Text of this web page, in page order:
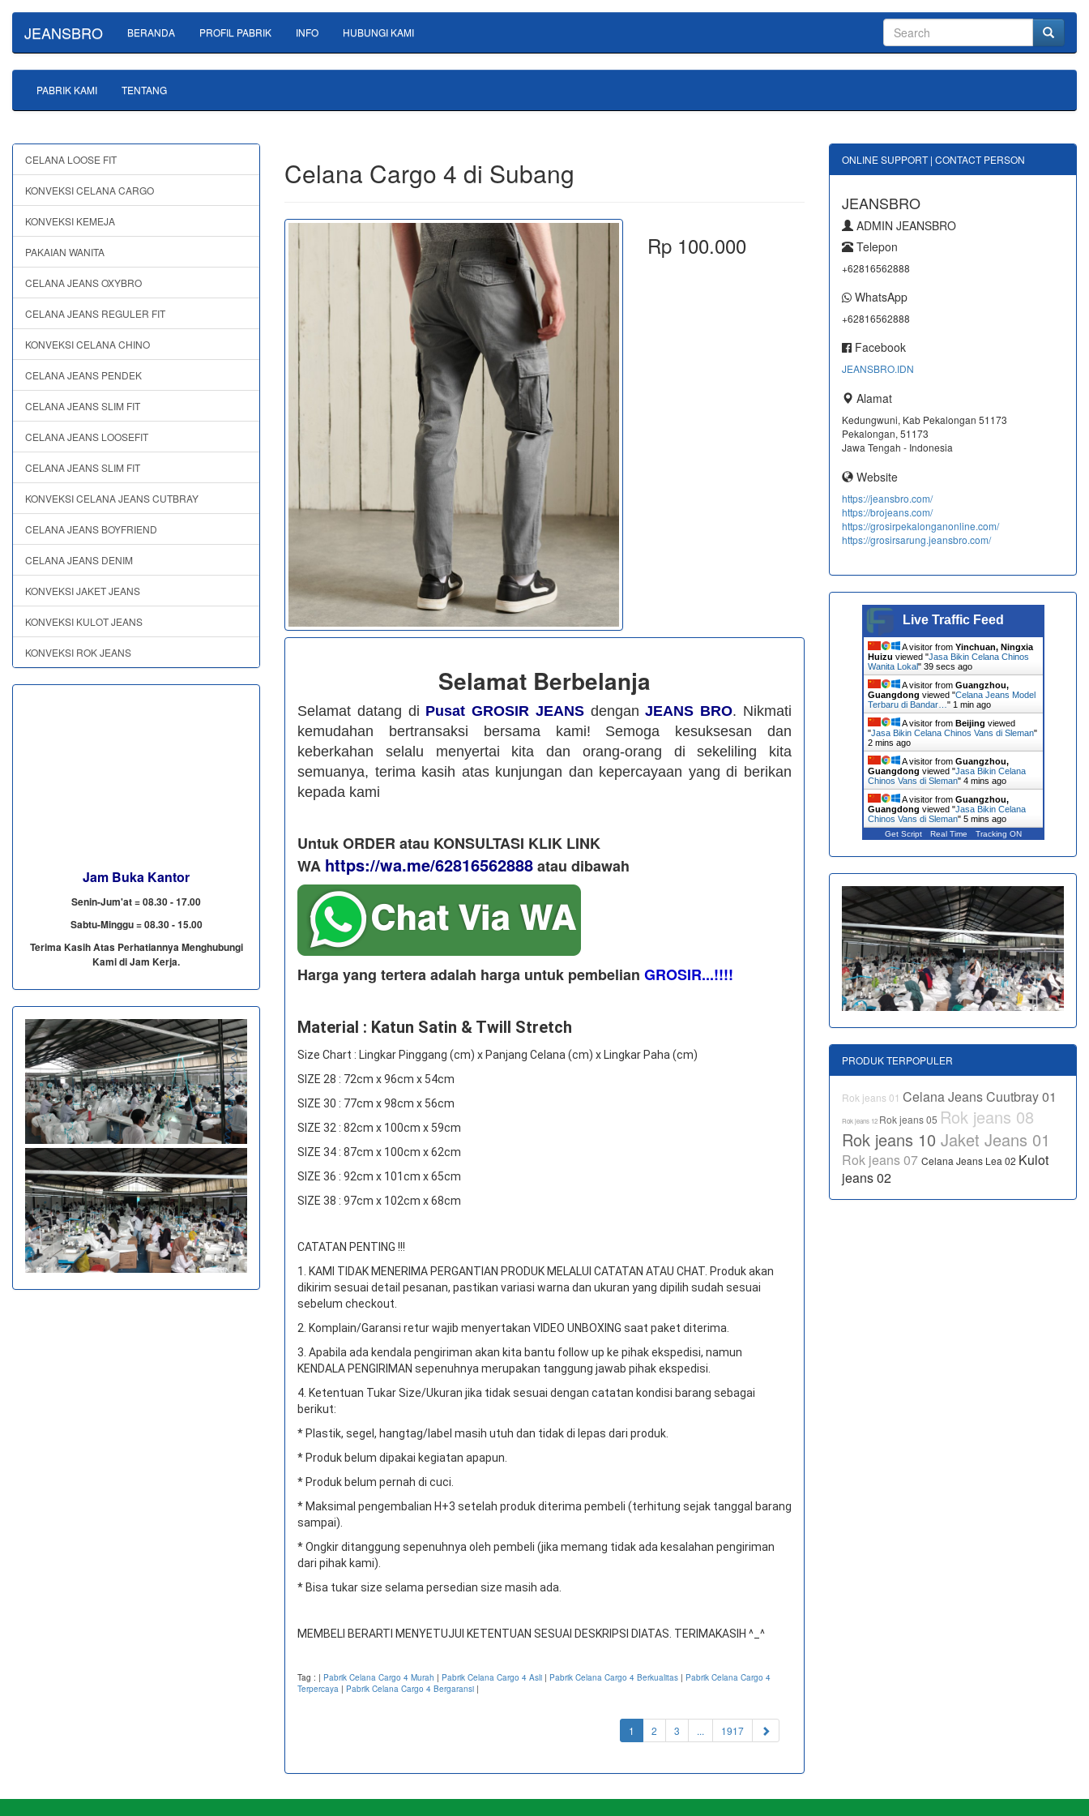
JEANSBRO BERANDA PROFIL PABRIK INFO HUBUNGI KAMI
PABRIK KAMI TENTANG
Celana Cargo 4 di Subang
Rp 100.000
Selamat Berbelanja
Selamat datang di Pusat GROSIR JEANSdenganJEANS BRO. Nikmati
kemudahan bertransaksi bersama kami! Semoga kesuksesan dan
keberkahan selalu menyertai kita dan orang-orang di sekeliling kita
semuanya, terima kasih atas kunjungan dan kepercayaan yang di berikan
kepada kami
Untuk ORDER atau KONSULTASI KLIK LINK
WA https://wa.me/62816562888​ atau dibawah
Harga yang tertera adalah harga untuk pembelian GROSIR...!!!!
Material : Katun Satin & Twill Stretch
Size Chart : Lingkar Pinggang (cm) x Panjang Celana (cm) x Lingkar Paha (cm)
SIZE 28 : 72cm x 96cm x 54cm
SIZE 30 : 77cm x 98cm x 56cm
SIZE 32 : 82cm x 100cm x 59cm
SIZE 34 : 87cm x 100cm x 62cm
SIZE 36 : 92cm x 101cm x 65cm
SIZE 38 : 97cm x 102cm x 68cm
CATATAN PENTING !!!
1. KAMI TIDAK MENERIMA PERGANTIAN PRODUK MELALUI CATATAN ATAU CHAT. Produk akan
dikirim sesuai detail pesanan, pastikan variasi warna dan ukuran yang dipilih sudah sesuai
sebelum checkout.
2. Komplain/Garansi retur wajib menyertakan VIDEO UNBOXING saat paket diterima.
3. Apabila ada kendala pengiriman akan kita bantu follow up ke pihak ekspedisi, namun
KENDALA PENGIRIMAN sepenuhnya merupakan tanggung jawab pihak ekspedisi.
4. Ketentuan Tukar Size/Ukuran jika tidak sesuai dengan catatan kondisi barang sebagai
berikut:
* Plastik, segel, hangtag/label masih utuh dan tidak di lepas dari produk.
* Produk belum dipakai kegiatan apapun.
* Produk belum pernah di cuci.
* Maksimal pengembalian H+3 setelah produk diterima pembeli (terhitung sejak tanggal barang
sampai).
* Ongkir ditanggung sepenuhnya oleh pembeli (jika memang tidak ada kesalahan pengiriman
dari pihak kami).
* Bisa tukar size selama persedian size masih ada.
MEMBELI BERARTI MENYETUJUI KETENTUAN SESUAI DESKRIPSI DIATAS. TERIMAKASIH ^_^
Tag : | Pabrik Celana Cargo 4 Murah | Pabrik Celana Cargo 4 Asli | Pabrik Celana Cargo 4 Berkualitas | Pabrik Celana Cargo 4
Terpercaya | Pabrik Celana Cargo 4 Bergaransi |
1 (current)
2 3 ... 1917
CELANA LOOSE FIT
KONVEKSI CELANA CARGO
KONVEKSI KEMEJA
PAKAIAN WANITA
CELANA JEANS OXYBRO
CELANA JEANS REGULER FIT
KONVEKSI CELANA CHINO
CELANA JEANS PENDEK
CELANA JEANS SLIM FIT
CELANA JEANS LOOSEFIT
CELANA JEANS SLIM FIT
KONVEKSI CELANA JEANS CUTBRAY
CELANA JEANS BOYFRIEND
CELANA JEANS DENIM
KONVEKSI JAKET JEANS
KONVEKSI KULOT JEANS
KONVEKSI ROK JEANS
Jam Buka Kantor
Senin-Jum'at = 08.30 - 17.00
Sabtu-Minggu = 08.30 - 15.00
Terima Kasih Atas Perhatiannya Menghubungi
Kami di Jam Kerja.
ONLINE SUPPORT | CONTACT PERSON
JEANSBRO
ADMIN JEANSBRO
Telepon
+62816562888
WhatsApp
+62816562888
Facebook
JEANSBRO.IDN
Alamat
Kedungwuni, Kab Pekalongan 51173
Pekalongan, 51173
Jawa Tengah - Indonesia
Website
https://jeansbro.com/
https://brojeans.com/
https://grosirpekalonganonline.com/
https://grosirsarung.jeansbro.com/
Live Traffic Feed
A visitor from Yinchuan, Ningxia
Huizu viewed "Jasa Bikin Celana Chinos
Wanita Lokal" 40 secs ago
A visitor from Guangzhou,
Guangdong viewed "Celana Jeans Model
Terbaru di Bandar… " 1 min ago
A visitor from Beijing viewed
"Jasa Bikin Celana Chinos Vans di Sleman"
2 mins ago
A visitor from Guangzhou,
Guangdong viewed "Jasa Bikin Celana
Chinos Vans di Sleman" 4 mins ago
A visitor from Guangzhou,
Guangdong viewed "Jasa Bikin Celana
Chinos Vans di Sleman" 5 mins ago
Get Script Real Time Tracking ON
PRODUK TERPOPULER
Rok jeans 01 Celana Jeans Cuutbray 01
Rok jeans 12 Rok jeans 05 Rok jeans 08
Rok jeans 10 Jaket Jeans 01
Rok jeans 07 Celana Jeans Lea 02 Kulot
jeans 02